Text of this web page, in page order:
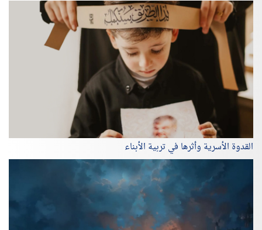
القدوة الأسرية وأثرها في تربية الأبناء